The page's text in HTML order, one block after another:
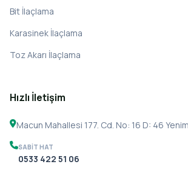
Bit İlaçlama
Karasinek İlaçlama
Toz Akarı İlaçlama
Hızlı İletişim
Macun Mahallesi 177. Cd. No: 16 D: 46
SABIT HAT
0533 422 51 06